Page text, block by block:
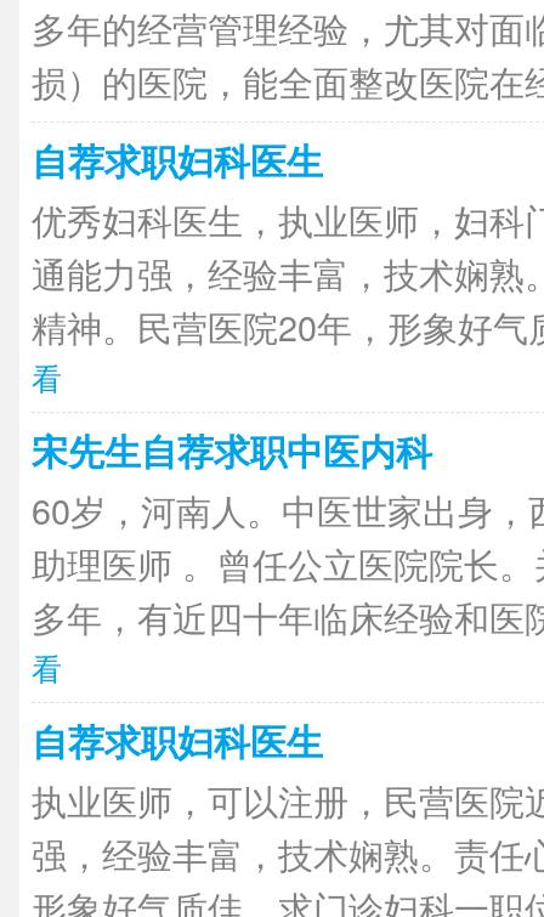
多年的经营管理经验，尤其对面
损）的医院，能全面整改医院在
自荐求职妇科医生
优秀妇科医生，执业医师，妇科
通能力强，经验丰富，技术娴熟
精神。民营医院20年，形象好
看
宋先生自荐求职中医内科
60岁，河南人。中医世家出身
助理医师 。曾任公立医院院长
多年，有近四十年临床经验和医
看
自荐求职妇科医生
执业医师，可以注册，民营医院
强，经验丰富，技术娴熟。责任
形象好气质佳。求门诊妇科一职